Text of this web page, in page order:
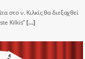
στο ν. Κιλκίς θα διεξαχθεί
Kilkis”[…]